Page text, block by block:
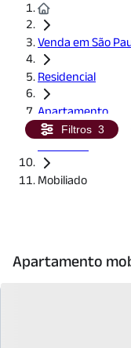
Venda em São
Residencial
Apartamento
Mobiliado
Filtros 3
Apartamento